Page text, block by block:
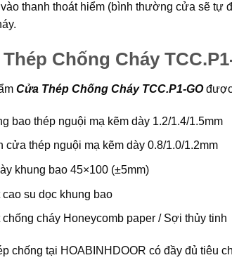
thanh thoát hiểm (bình thường cửa sẽ tự
Chống Cháy
Cửa Thép Chống Cháy TCC.P1-GOđược
bao thép nguội mạ kẽm dày 1.2/1.4/1.5mm
cửa thép nguội mạ kẽm dày 0.8/1.0/1.2mm
khung bao 45×100 (±5mm)
cao su dọc khung bao
chống cháy Honeycomb paper / Sợi thủy tinh
chống tại HOABINHDOOR có đầy đủ tiêu